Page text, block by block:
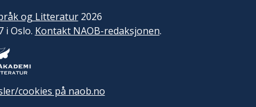
og Litteratur2026
i Oslo. Kontakt NAOB-redaksjonen.
cookies på naob.no